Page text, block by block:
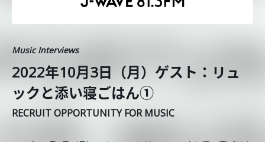
Music Interviews
2022年10月3日（月）ゲスト：リュ
ックと添い寝ごはん①
RECRUIT OPPORTUNITY FOR MUSIC